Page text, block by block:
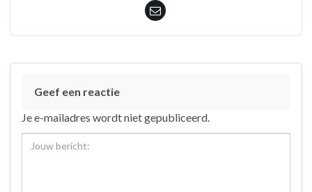
Geef een reactie
Je e-mailadres wordt niet gepubliceerd.